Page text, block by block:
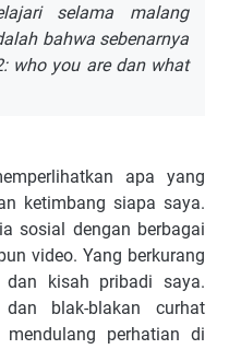
selama malang
bahwa sebenarnya
who you aredan what
apa yang
ketimbang siapa saya.
sosial dengan berbagai
video. Yang berkurang
kisah pribadi saya.
blak-blakan curhat
perhatian di